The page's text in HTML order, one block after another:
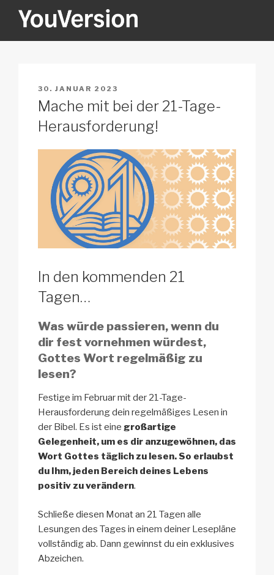
Inhalt
YOUVERSION
VERÖFFENTLICHT
AM
30. JANUAR 2023
Mache mit bei der 21-Tage-
Herausforderung!
In den kommenden 21
Tagen…
Was würde passieren, wenn du
dir fest vornehmen würdest,
Gottes Wort regelmäßig zu
lesen?
Festige im Februar mit der 21-Tage-
Herausforderung dein regelmäßiges Lesen in
der Bibel. Es ist eine großartige
Gelegenheit, um es dir anzugewöhnen, das
Wort Gottes täglich zu lesen. So erlaubst
du Ihm, jeden Bereich deines Lebens
positiv zu verändern.
Schließe diesen Monat an 21 Tagen alle
Lesungen des Tages in einem deiner Lesepläne
vollständig ab. Dann gewinnst du ein exklusives
Abzeichen.